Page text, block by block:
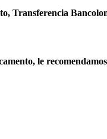
Transferencia
le